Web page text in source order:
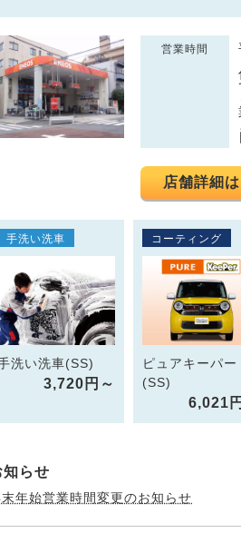
営業時間
店舗詳細
手洗い洗車
洗い洗車(SS)
3,720円～
コーティング
ピュアキーパー
(SS)
6,021
知らせ
年始営業時間変更のお知らせ